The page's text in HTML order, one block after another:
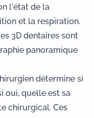
l’état de la
et la respiration.
3D dentairessont
panoramique
détermine si
oui, quelle est sa
chirurgical. Ces